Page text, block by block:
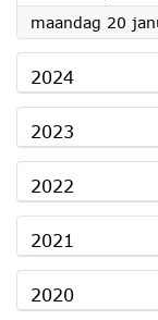
maandag 20
2024
2023
2022
2021
2020